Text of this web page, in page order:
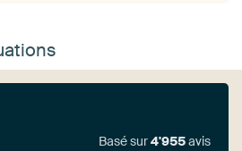
Basé sur4'955avis